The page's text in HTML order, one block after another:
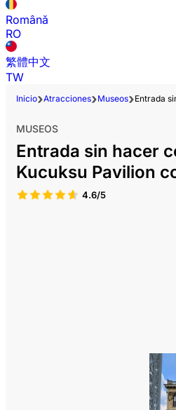
Română
RO
繁體中文
TW
Inicio Atracciones Museos Entrada
MUSEOS
Entrada sin hacer
Kucuksu Pavilion
4.6/5